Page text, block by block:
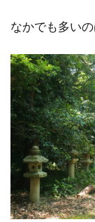
なかでも多い